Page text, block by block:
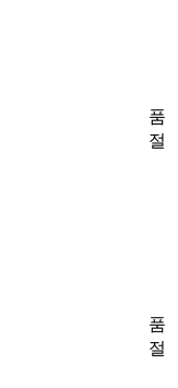
품
절
품
절